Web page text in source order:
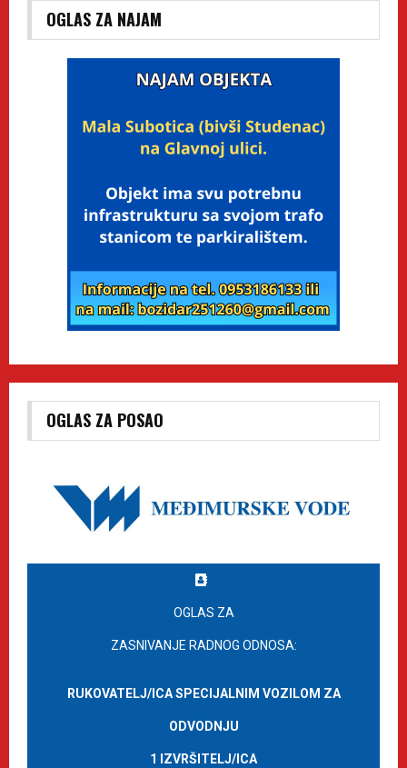
OGLAS ZA NAJAM
OGLAS ZA POSAO
OGLAS ZA
ZASNIVANJE RADNOG ODNOSA:
RUKOVATELJ/ICA SPECIJALNIM VOZILOM ZA
ODVODNJU
1 IZVRŠITELJ/ICA